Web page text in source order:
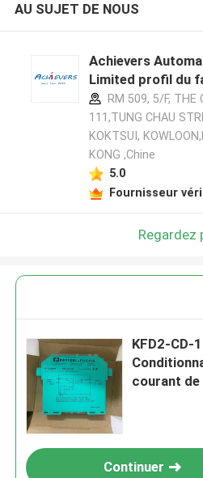
AU SUJET DE NOUS
Achievers
Limited profil du
RM 509, 5/F, THE
111,TUNG CHAU
KOKTSUI,
KONG ,Chine
5.0
Fournisseur
Regardez
KFD2-CD-
courant
Continuer